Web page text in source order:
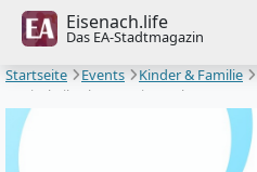
Eisenach.life
Das EA-Stadtmagazin
Startseite
Events Kinder & Familie
Capitol-Filmtheater Eisenach